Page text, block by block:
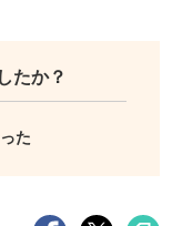
たか？
た